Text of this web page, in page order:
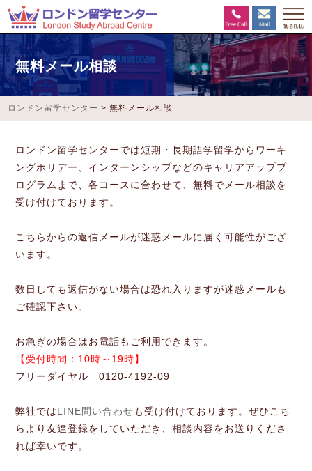
無料メール相談
ロンドン留学センター >無料メール相談
ロンドン留学センターでは短期・長期語学留学からワーキ
ングホリデー、インターンシップなどのキャリアアッププ
ログラムまで、各コースに合わせて、無料でメール相談を
受け付けております。
こちらからの返信メールが迷惑メールに届く可能性がござ
います。
数日しても返信がない場合は恐れ入りますが迷惑メールも
ご確認下さい。
お急ぎの場合はお電話もご利用できます。
【受付時間：10時～19時】
フリーダイヤル 0120-4192-09
弊社ではLINE問い合わせも受け付けております。ぜひこち
らより友達登録をしていただき、相談内容をお送りくださ
れば幸いです。